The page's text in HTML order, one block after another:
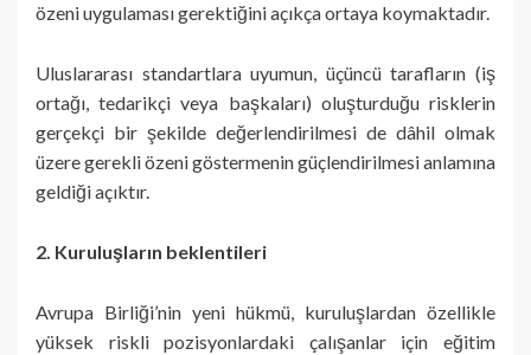
özeni uygulaması gerektiğini açıkça ortaya koymaktadır.
Uluslararası standartlara uyumun, üçüncü tarafların (iş
ortağı, tedarikçi veya başkaları) oluşturduğu risklerin
gerçekçi bir şekilde değerlendirilmesi de dâhil olmak
üzere gerekli özeni göstermenin güçlendirilmesi anlamına
geldiği açıktır.
2. Kuruluşların beklentileri
Avrupa Birliği’nin yeni hükmü, kuruluşlardan özellikle
yüksek riskli pozisyonlardaki çalışanlar için eğitim